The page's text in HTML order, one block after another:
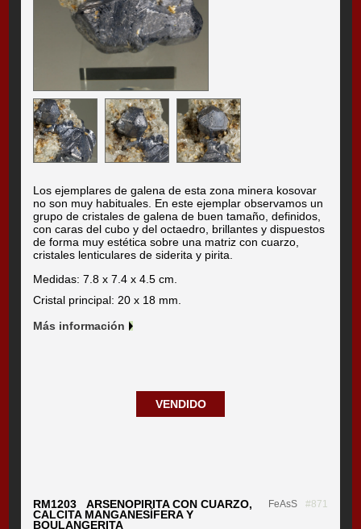
Los ejemplares de galena de esta zona minera kosovar
no son muy habituales. En este ejemplar observamos un
grupo de cristales de galena de buen tamaño, definidos,
con caras del cubo y del octaedro, brillantes y dispuestos
de forma muy estética sobre una matriz con cuarzo,
cristales lenticulares de siderita y pirita.
Medidas: 7.8 x 7.4 x 4.5 cm.
Cristal principal: 20 x 18 mm.
Más información
VENDIDO
RM1203 ARSENOPIRITA CON CUARZO,
CALCITA MANGANESÍFERA Y
BOULANGERITA
FeAsS #871